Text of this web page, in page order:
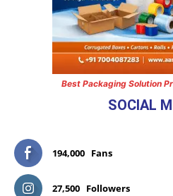
Best Packaging Solution
SOCIAL
194,000 Fans
27,500 Followers